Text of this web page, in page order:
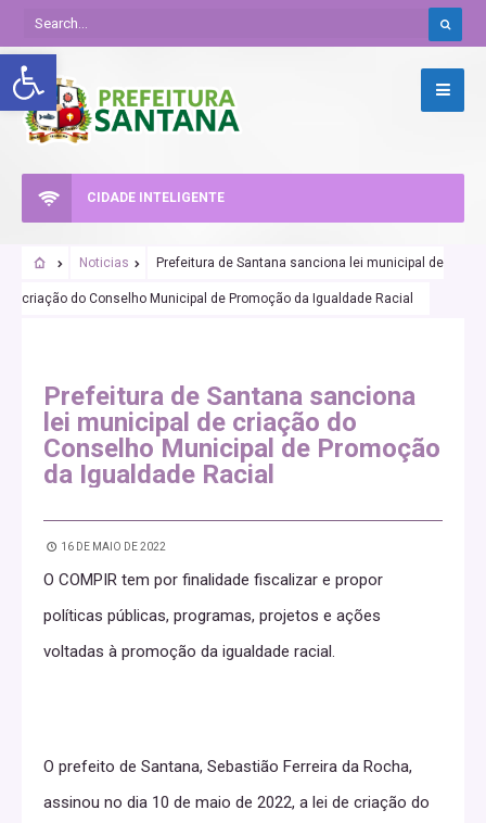
Abrir a barra de ferramentas
CIDADE INTELIGENTE
Noticias Prefeitura de Santana sanciona lei municipal de
criação do Conselho Municipal de Promoção da Igualdade Racial
Prefeitura de Santana sanciona
lei municipal de criação do
Conselho Municipal de Promoção
da Igualdade Racial
16 DE MAIO DE 2022
O COMPIR tem por finalidade fiscalizar e propor
políticas públicas, programas, projetos e ações
voltadas à promoção da igualdade racial.
O prefeito de Santana, Sebastião Ferreira da Rocha,
assinou no dia 10 de maio de 2022, a lei de criação do